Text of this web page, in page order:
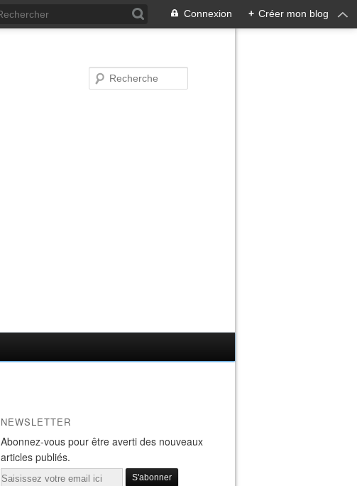
Connexion + Créer mon blog
NEWSLETTER
Abonnez-vous pour être averti des nouveaux
articles publiés.
Email